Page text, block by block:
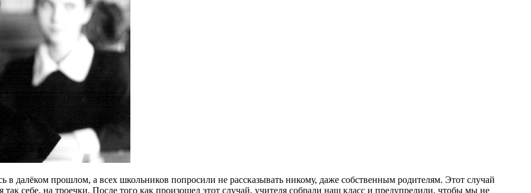
в далёком прошлом, а всех школьников попросили не рассказывать никому, даже собственным родителям. Этот случай
себе, на троечки. После того как произошел этот случай, учителя собрали наш класс и предупредили, чтобы мы не